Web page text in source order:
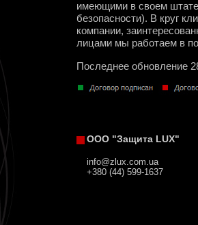
имеющими в своем
безопасности). В круг
компании,
лицами мы работаем в
Последнее обновление
ООО "Защита LUX"
info@zlux.com.ua
+380 (44) 599-1637